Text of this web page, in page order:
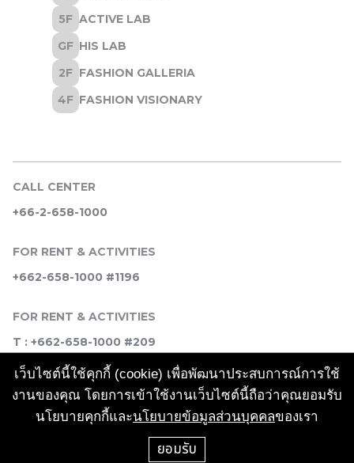
เว็บไซต์นี้ใช้คุกกี้ (cookie) เพื่อพัฒนาประสบการณ์การใช้
งานของคุณ โดยการเข้าใช้งานเว็บไซต์นี้ถือว่าคุณยอมรับ
นโยบายคุกกี้และนโยบายข้อมูลส่วนบุคคลของเรา
ยอมรับ
CALL CENTER
+66-2-658-1000
FOR RENT & ACTIVITIES
+662-658-1000 #1196
FOR RENT & ACTIVITIES
T : +662-658-1000 #209
SOCIAL MEDIA